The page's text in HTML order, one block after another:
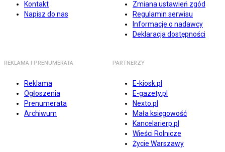
Kontakt
Napisz do nas
Zmiana ustawień zgód
Regulamin serwisu
Informacje o nadawcy
Deklaracja dostępności
REKLAMA I PRENUMERATA
Reklama
Ogłoszenia
Prenumerata
Archiwum
PARTNERZY
E-kiosk.pl
E-gazety.pl
Nexto.pl
Mała księgowość
Kancelarierp.pl
Wieści Rolnicze
Życie Warszawy